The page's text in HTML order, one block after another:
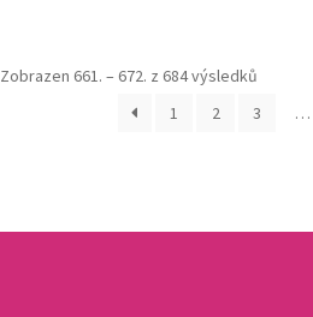
Zobrazen 661. – 672. z 684 výsledků
1
2 3 …